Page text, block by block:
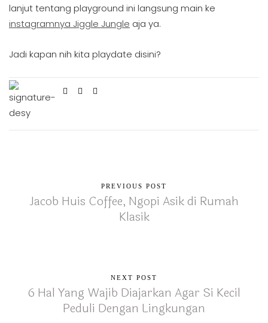
lanjut tentang playground ini langsung main ke
instagramnya Jiggle Jungle aja ya.
Jadi kapan nih kita playdate disini?
PREVIOUS POST
Jacob Huis Coffee, Ngopi Asik di Rumah
Klasik
NEXT POST
6 Hal Yang Wajib Diajarkan Agar Si Kecil
Peduli Dengan Lingkungan